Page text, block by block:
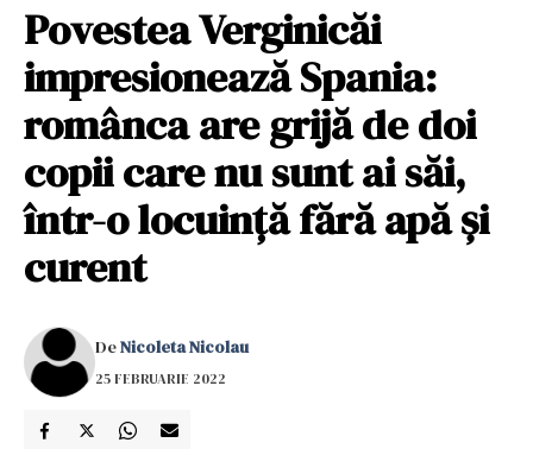
Povestea Verginicăi
impresionează Spania:
românca are grijă de doi
copii care nu sunt ai săi,
într-o locuință fără apă și
curent
DeNicoleta Nicolau
25 FEBRUARIE 2022